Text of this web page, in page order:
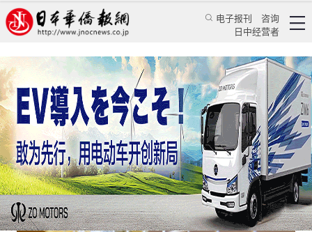
电子报刊
咨询
日中经营者
日本上架虐猫app？两周被骂下架
刘若曦 日本新闻 社会观察
日本华侨报 2023/6/22 01:42:44